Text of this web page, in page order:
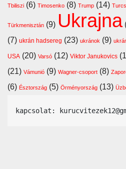
Tbiliszi (6) Timosenko (8) Trump (14)
Türkmenisztán (9) Ukrajna
(7) ukrán hadsereg (23) ukránok (9)
USA (20) Varsó (12) Viktor Janukovics
(21) Vámunió (9) Wagner-csoport (8)
(6) Észtország (5) Örményország (13)
kapcsolat: